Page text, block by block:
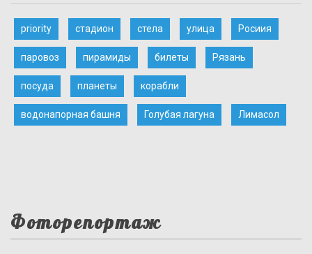
priority стадион стела улица Росиия
паровоз пирамиды билеты Рязань
посуда планеты корабли
водонапорная башня Голубая лагуна Лимасол
Фоторепортаж